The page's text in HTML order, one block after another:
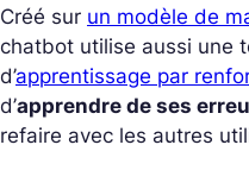
Créé sur un modèle de
chatbot utilise aussi une
d’apprentissage par
d’apprendre de ses
refaire avec les autres